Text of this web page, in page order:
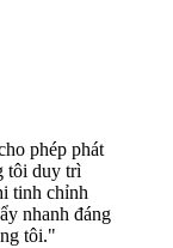
phép phát
tôi duy trì
tinh chỉnh
nhanh đáng
tôi."